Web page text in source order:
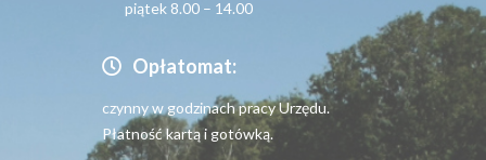
piątek 8.00 – 14.00
Opłatomat:
czynny w godzinach pracy Urzędu.
Płatność kartą i gotówką.